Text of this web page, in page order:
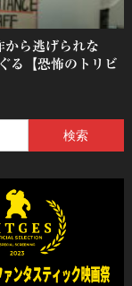
から逃げられな
る【恐怖のトリビ
索: